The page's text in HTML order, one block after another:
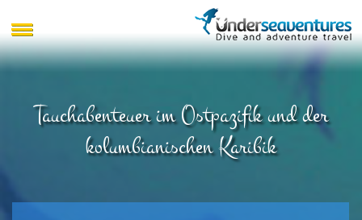
Tauchabenteuer im Ostpazifik und der
kolumbianischen Karibik